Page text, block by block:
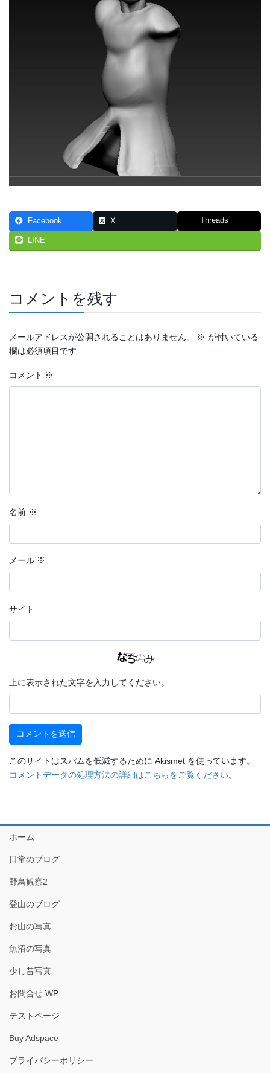
Facebook X Threads
LINE
コメントを残す
メールアドレスが公開されることはありません。 ※ が付いている
欄は必須項目です
コメント ※
名前 ※
メール ※
サイト
上に表示された文字を入力してください。
このサイトはスパムを低減するために Akismet を使っています。
コメントデータの処理方法の詳細はこちらをご覧ください。
ホーム
日常のブログ
野鳥観察2
登山のブログ
お山の写真
魚沼の写真
少し昔写真
お問合せ WP
テストページ
Buy Adspace
プライバシーポリシー